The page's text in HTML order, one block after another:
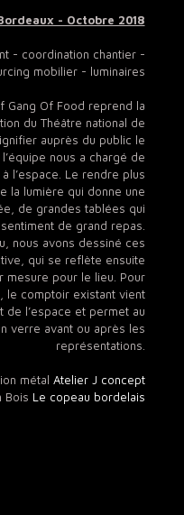
- Octobre 2018
- coordination chantier -
mobilier - luminaires
Gang Of Food reprend la
du Théâtre national de
auprès du public le
nous a chargé de
l’espace. Le rendre plus
la lumière qui donne une
de grandes tablées qui
de grand repas.
nous avons dessiné ces
qui se reflète ensuite
mesure pour le lieu. Pour
le comptoir existant vient
de l’espace et permet au
verre avant ou après les
représentations.
métal Atelier J concept
Bois Le copeau bordelais